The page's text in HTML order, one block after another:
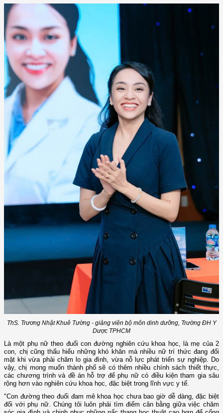
ThS. Trương Nhật Khuê Tường - giảng viên bộ môn dinh dưỡng, Trường ĐH Y
Dược TPHCM
Là một phụ nữ theo đuổi con đường nghiên cứu khoa học, là mẹ của 2
con, chị cũng thấu hiểu những khó khăn mà nhiều nữ trí thức đang đối
mặt khi vừa phải chăm lo gia đình, vừa nỗ lực phát triển sự nghiệp. Do
vậy, chị mong muốn thành phố sẽ có thêm nhiều chính sách thiết thực,
các chương trình và đề án hỗ trợ để phụ nữ có điều kiện tham gia sâu
rộng hơn vào nghiên cứu khoa học, đặc biệt trong lĩnh vực y tế.
"Con đường theo đuổi đam mê khoa học chưa bao giờ dễ dàng, đặc biệt
đối với phụ nữ. Chúng tôi luôn phải tìm điểm cân bằng giữa việc chăm